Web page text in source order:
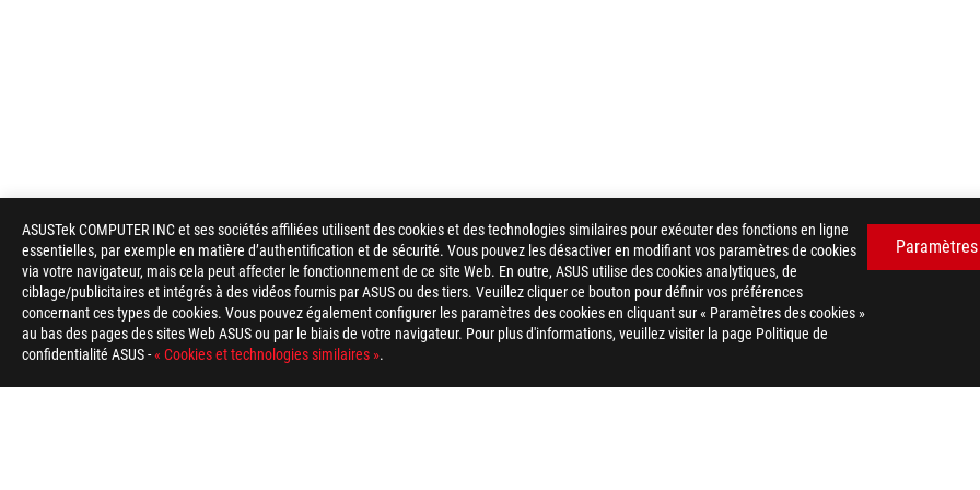
ASUSTek COMPUTER INC et ses sociétés affiliées utilisent des cookies et des technologies similaires pour exécuter des fonctions en ligne
essentielles, par exemple en matière d’authentification et de sécurité. Vous pouvez les désactiver en modifiant vos paramètres de cookies
via votre navigateur, mais cela peut affecter le fonctionnement de ce site Web. En outre, ASUS utilise des cookies analytiques, de
ciblage/publicitaires et intégrés à des vidéos fournis par ASUS ou des tiers. Veuillez cliquer ce bouton pour définir vos préférences
concernant ces types de cookies. Vous pouvez également configurer les paramètres des cookies en cliquant sur « Paramètres des cookies »
au bas des pages des sites Web ASUS ou par le biais de votre navigateur. Pour plus d'informations, veuillez visiter la page Politique de
confidentialité ASUS -« Cookies et technologies similaires ».
Footer
ASUS
> GAMING MONITEURS > MONITEURS FILTER > ROG AURA MONITOR LIGHT BAR ALB01 GALLERY
TYPE DE PAIEMENT ACCEPTÉ